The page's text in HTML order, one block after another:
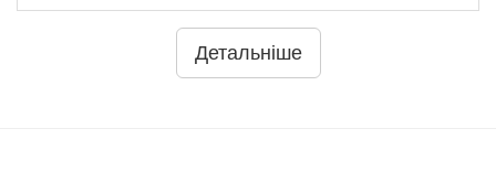
Детальніше